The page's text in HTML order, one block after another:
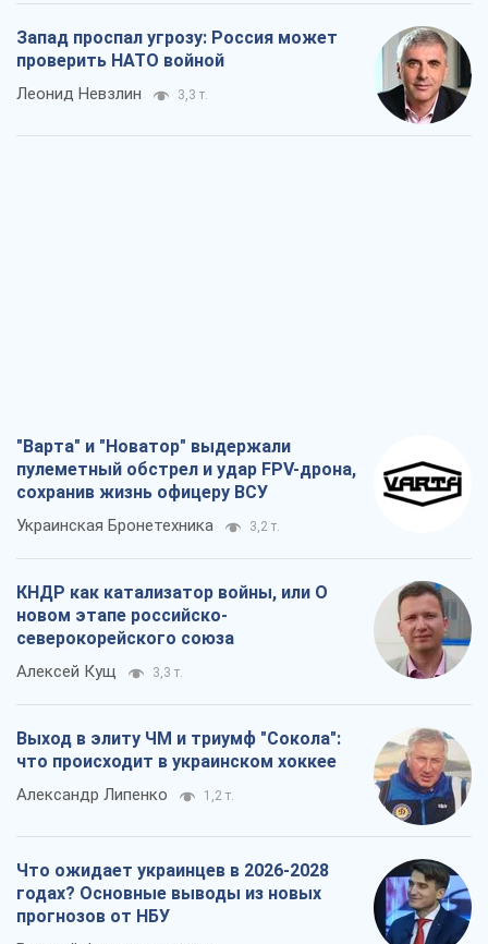
Запад проспал угрозу: Россия может
проверить НАТО войной
Леонид Невзлин 3,3 т.
"Варта" и "Новатор" выдержали
пулеметный обстрел и удар FPV-дрона,
сохранив жизнь офицеру ВСУ
Украинская Бронетехника 3,2 т.
КНДР как катализатор войны, или О
новом этапе российско-
северокорейского союза
Алексей Кущ 3,3 т.
Выход в элиту ЧМ и триумф "Сокола":
что происходит в украинском хоккее
Александр Липенко 1,2 т.
Что ожидает украинцев в 2026-2028
годах? Основные выводы из новых
прогнозов от НБУ